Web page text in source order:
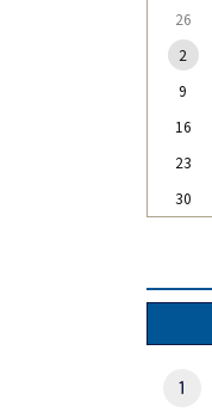
26
2
9
16
23
30